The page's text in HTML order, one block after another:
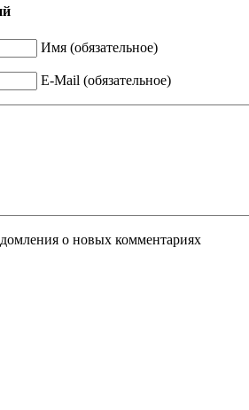
Имя (обязательное)
E-Mail (обязательное)
о новых комментариях